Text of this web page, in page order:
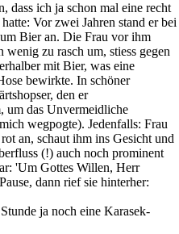
dass ich ja schon mal eine recht
Vor zwei Jahren stand er bei
Bier an. Die Frau vor ihm
zu rasch um, stiess gegen
mit Bier, was eine
bewirkte. In schöner
den er
um das Unvermeidliche
wegpogte). Jedenfalls: Frau
an, schaut ihm ins Gesicht und
(!) auch noch prominent
'Um Gottes Willen, Herr
dann rief sie hinterher:
ja noch eine Karasek-